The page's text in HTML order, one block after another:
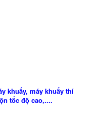
khuấy, máy khuấy thí
tốc độ cao,....